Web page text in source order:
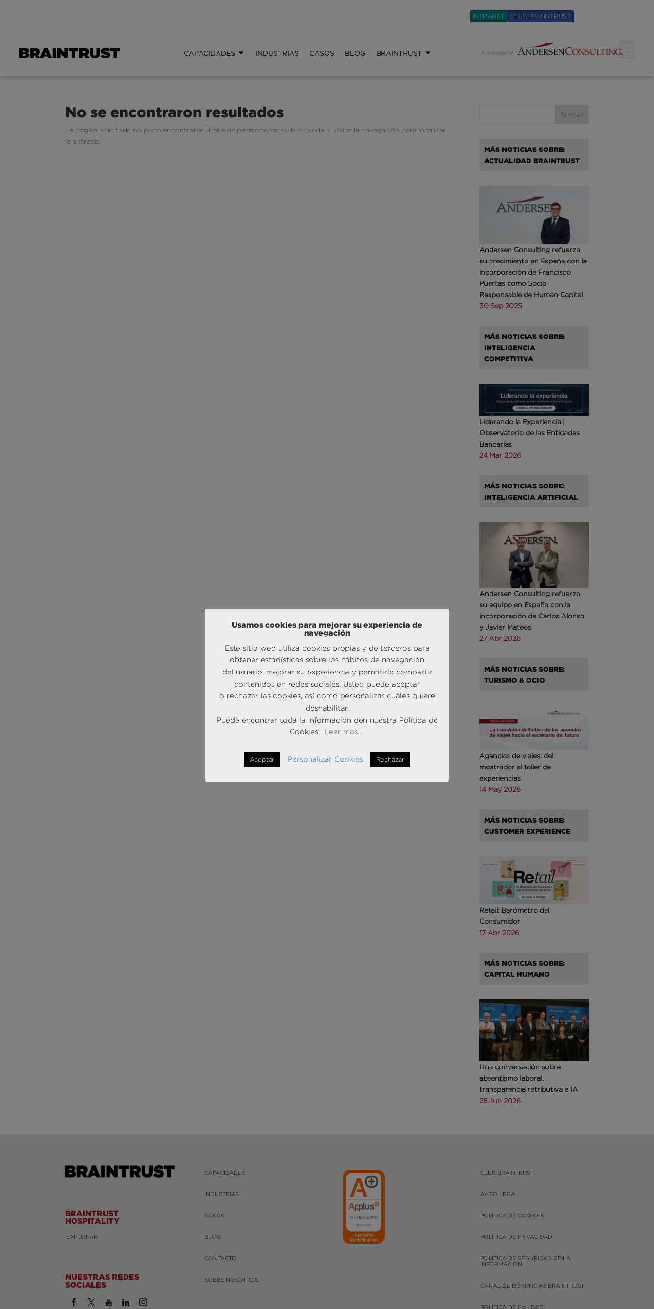
INTRANET CLUB BRAINTRUST
CAPACIDADES INDUSTRIAS CASOS BLOG BRAINTRUST
No se encontraron resultados
La página solicitada no pudo encontrarse. Trate de perfeccionar su búsqueda o utilice la navegación para localizar
la entrada.
MÁS NOTICIAS SOBRE:
ACTUALIDAD BRAINTRUST
Andersen Consulting refuerza
su crecimiento en España con la
incorporación de Francisco
Puertas como Socio
Responsable de Human Capital
30 Sep 2025
MÁS NOTICIAS SOBRE:
INTELIGENCIA
COMPETITIVA
Liderando la Experiencia |
Observatorio de las Entidades
Bancarias
24 Mar 2026
MÁS NOTICIAS SOBRE:
INTELIGENCIA ARTIFICIAL
Andersen Consulting refuerza
su equipo en España con la
incorporación de Carlos Alonso
y Javier Mateos
27 Abr 2026
MÁS NOTICIAS SOBRE:
TURISMO & OCIO
Agencias de viajes: del
mostrador al taller de
experiencias
14 May 2026
MÁS NOTICIAS SOBRE:
CUSTOMER EXPERIENCE
Retail: Barómetro del
Consumidor
17 Abr 2026
MÁS NOTICIAS SOBRE:
CAPITAL HUMANO
Una conversación sobre
absentismo laboral,
transparencia retributiva e IA
25 Jun 2026
BRAINTRUST
HOSPITALITY
EXPLORAR
NUESTRAS REDES
SOCIALES
CAPACIDADES
INDUSTRIAS
CASOS
BLOG
CONTACTO
SOBRE NOSOTROS
CLUB BRAINTRUST
AVISO LEGAL
POLÍTICA DE COOKIES
POLÍTICA DE PRIVACIDAD
POLÍTICA DE SEGURIDAD DE LA
INFORMACION
CANAL DE DENUNCIAS BRAINTRUST
POLÍTICA DE CALIDAD
Usamos cookies para mejorar su experiencia de
navegación
Este sitio web utiliza cookies propias y de terceros para
obtener estadísticas sobre los hábitos de navegación
del usuario, mejorar su experiencia y permitirle compartir
contenidos en redes sociales. Usted puede aceptar
o rechazar las cookies, así como personalizar cuáles quiere
deshabilitar.
Puede encontrar toda la información den nuestra Política de
Cookies.
Leer mas...
Aceptar Personalizar Cookies Rechazar